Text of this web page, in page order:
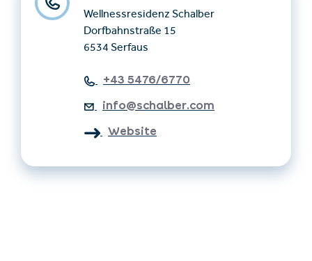
Wellnessresidenz Schalber
Dorfbahnstraße 15
6534 Serfaus
+43 5476/6770
info@schalber.com
Website